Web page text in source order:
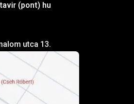
(pont) hu
utca 13.